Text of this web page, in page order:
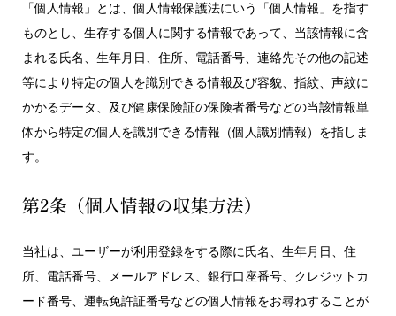
「個人情報」とは、個人情報保護法にいう「個人情報」を指す
ものとし、生存する個人に関する情報であって、当該情報に含
まれる氏名、生年月日、住所、電話番号、連絡先その他の記述
等により特定の個人を識別できる情報及び容貌、指紋、声紋に
かかるデータ、及び健康保険証の保険者番号などの当該情報単
体から特定の個人を識別できる情報（個人識別情報）を指しま
す。
第2条（個人情報の収集方法）
当社は、ユーザーが利用登録をする際に氏名、生年月日、住
所、電話番号、メールアドレス、銀行口座番号、クレジットカ
ード番号、運転免許証番号などの個人情報をお尋ねすることが